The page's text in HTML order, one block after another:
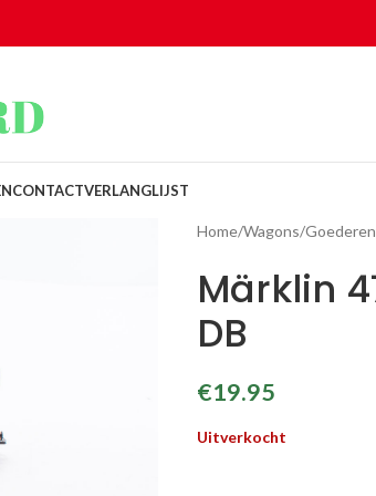
CONTACTVERLANGLIJST
Home/Wagons/
Märklin
DB
€19.95
Uitverkocht